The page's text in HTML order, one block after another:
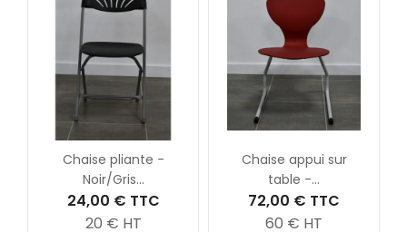
Chaise pliante -
Noir/Gris...
24,00 € TTC
20 € HT
Chaise appui sur
table -...
72,00 € TTC
60 € HT